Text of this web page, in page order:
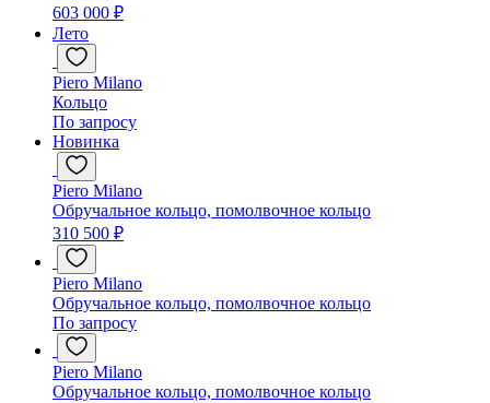
603 000 ₽
Лето
Piero Milano
Кольцо
По запросу
Новинка
Piero Milano
Обручальное кольцо, помолвочное кольцо
310 500 ₽
Piero Milano
Обручальное кольцо, помолвочное кольцо
По запросу
Piero Milano
Обручальное кольцо, помолвочное кольцо